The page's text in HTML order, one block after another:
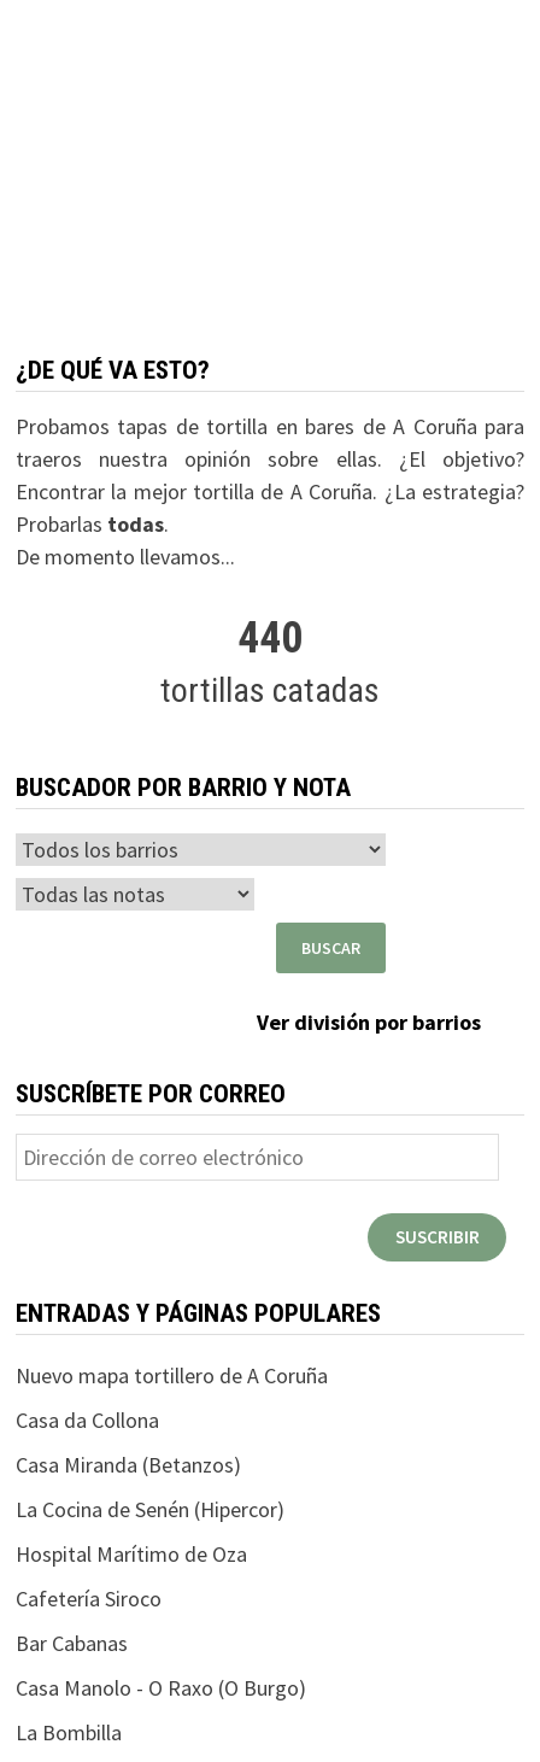
¿DE QUÉ VA ESTO?
Probamos tapas de tortilla en bares de A Coruña para
traeros nuestra opinión sobre ellas. ¿El objetivo?
Encontrar la mejor tortilla de A Coruña. ¿La estrategia?
Probarlas todas.
De momento llevamos...
440
tortillas catadas
BUSCADOR POR BARRIO Y NOTA
Ver división por barrios
SUSCRÍBETE POR CORREO
Dirección
de
SUSCRIBIR
ENTRADAS Y PÁGINAS POPULARES
Nuevo mapa tortillero de A Coruña
Casa da Collona
Casa Miranda (Betanzos)
La Cocina de Senén (Hipercor)
Hospital Marítimo de Oza
Cafetería Siroco
Bar Cabanas
Casa Manolo - O Raxo (O Burgo)
La Bombilla